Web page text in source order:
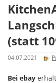
(statt
04.07.2021
Bei ebay